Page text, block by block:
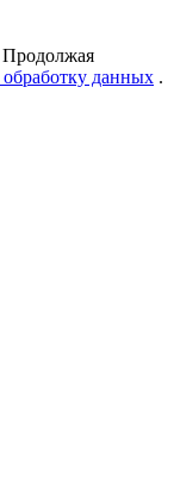
Продолжая
обработку данных .